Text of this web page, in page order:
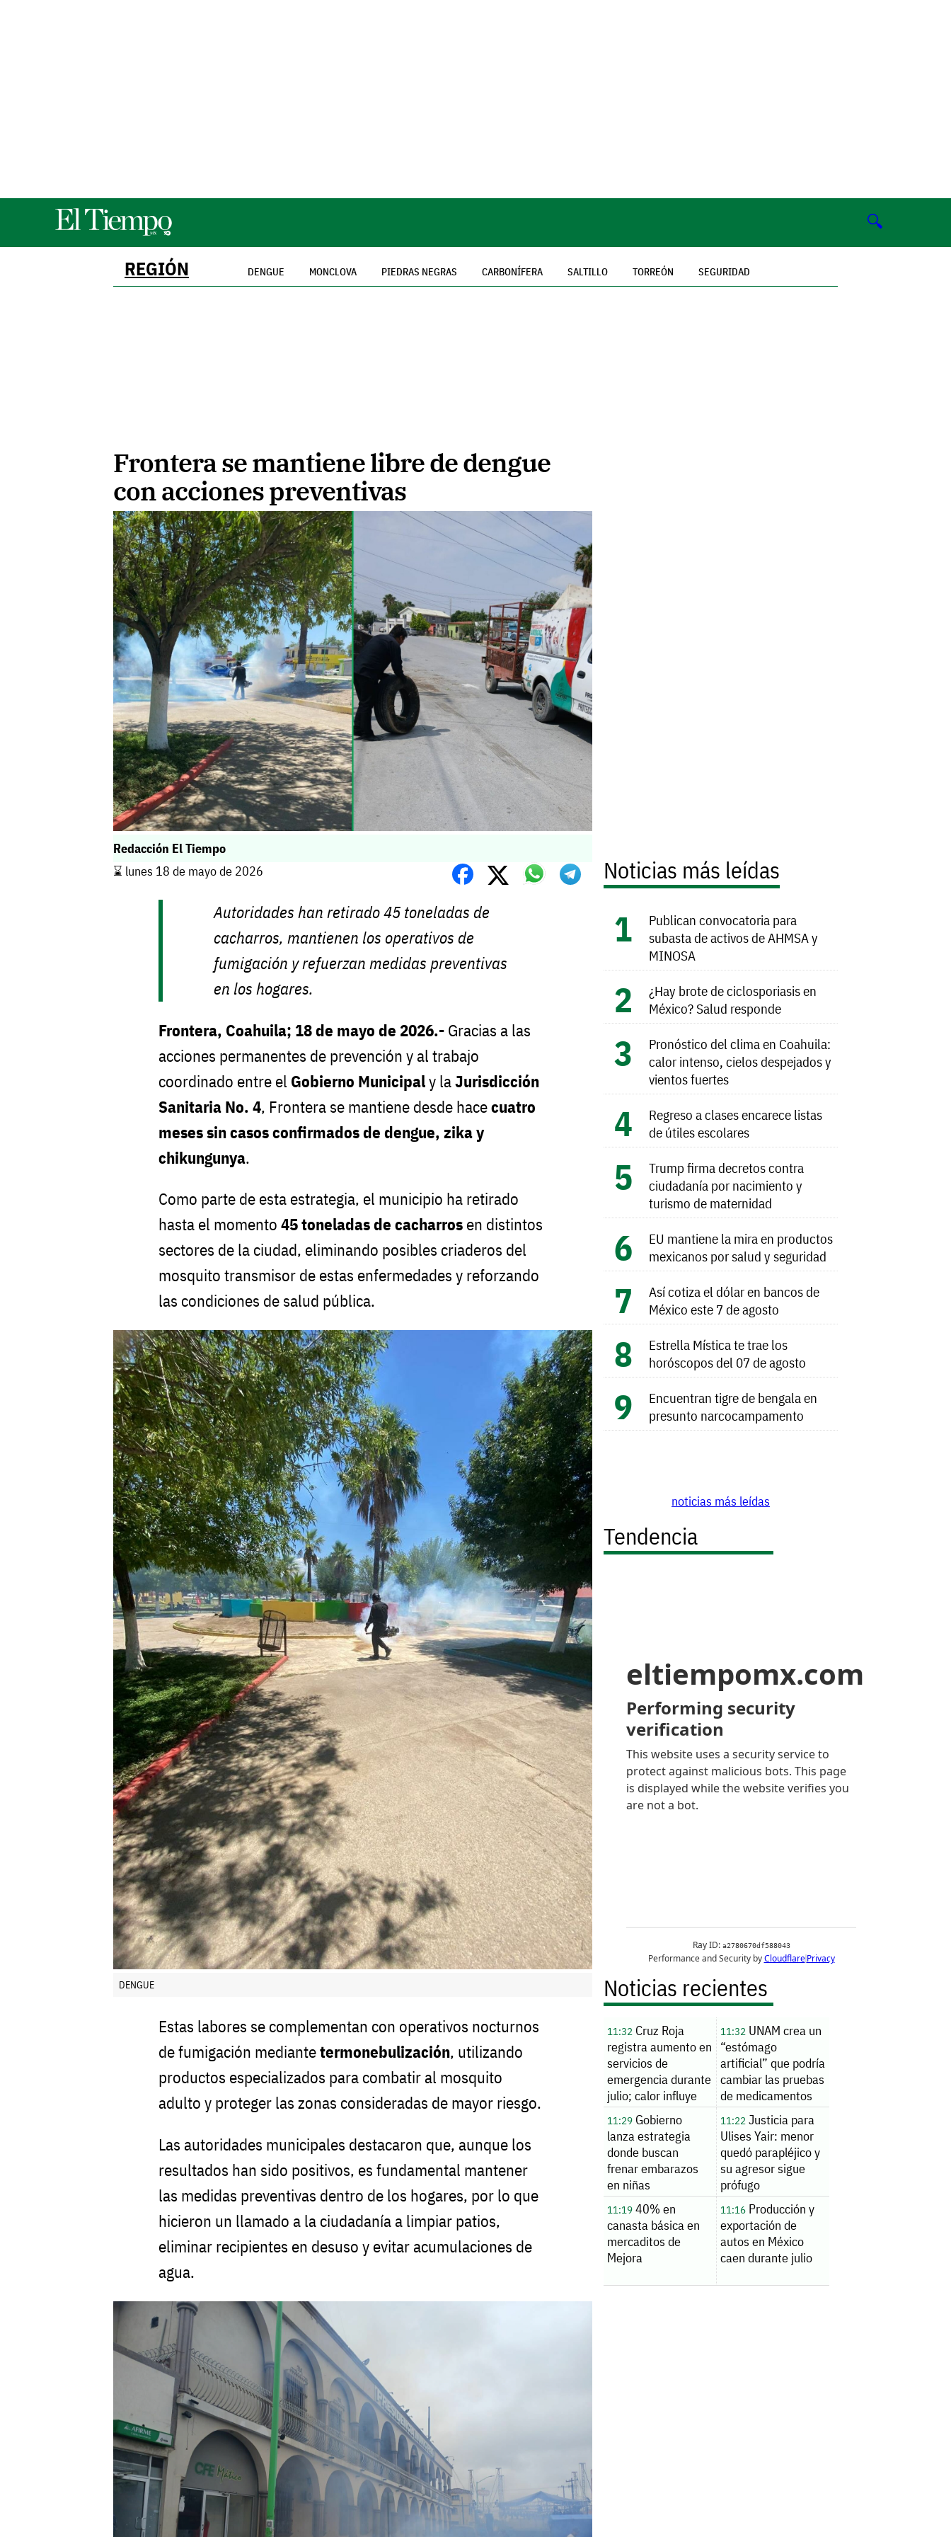
🔍
REGIÓN DENGUE MONCLOVA PIEDRAS NEGRAS CARBONÍFERA SALTILLO TORREÓN SEGURIDAD
Frontera se mantiene libre de dengue
con acciones preventivas
Redacción El Tiempo
⌛️ lunes 18 de mayo de 2026
Autoridades han retirado 45 toneladas de
cacharros, mantienen los operativos de
fumigación y refuerzan medidas preventivas
en los hogares.
Frontera, Coahuila; 18 de mayo de 2026.- Gracias a las
acciones permanentes de prevención y al trabajo
coordinado entre el Gobierno Municipaly laJurisdicción
Sanitaria No. 4, Frontera se mantiene desde hacecuatro
meses sin casos confirmados de dengue, zika y
chikungunya.
Como parte de esta estrategia, el municipio ha retirado
hasta el momento 45 toneladas de cacharros en distintos
sectores de la ciudad, eliminando posibles criaderos del
mosquito transmisor de estas enfermedades y reforzando
las condiciones de salud pública.
DENGUE
Estas labores se complementan con operativos nocturnos
de fumigación mediantetermonebulización, utilizando
productos especializados para combatir al mosquito
adulto y proteger las zonas consideradas de mayor riesgo.
Las autoridades municipales destacaron que, aunque los
resultados han sido positivos, es fundamental mantener
las medidas preventivas dentro de los hogares, por lo que
hicieron un llamado a la ciudadanía a limpiar patios,
eliminar recipientes en desuso y evitar acumulaciones de
agua.
Noticias más leídas
Publican convocatoria para
subasta de activos de AHMSA y
MINOSA
¿Hay brote de ciclosporiasis en
México? Salud responde
Pronóstico del clima en Coahuila:
calor intenso, cielos despejados y
vientos fuertes
Regreso a clases encarece listas
de útiles escolares
Trump firma decretos contra
ciudadanía por nacimiento y
turismo de maternidad
EU mantiene la mira en productos
mexicanos por salud y seguridad
Así cotiza el dólar en bancos de
México este 7 de agosto
Estrella Mística te trae los
horóscopos del 07 de agosto
Encuentran tigre de bengala en
presunto narcocampamento
noticias más leídas
Tendencia
Noticias recientes
11:32 Cruz Roja
registra aumento en
servicios de
emergencia durante
julio; calor influye
en
descompensaciones
11:32UNAM crea un
“estómago
artificial” que podría
cambiar las pruebas
de medicamentos
11:29 Gobierno
lanza estrategia
donde buscan
frenar embarazos
en niñas
11:22Justicia para
Ulises Yair: menor
quedó parapléjico y
su agresor sigue
prófugo
11:19 40% en
canasta básica en
mercaditos de
Mejora
11:16Producción y
exportación de
autos en México
caen durante julio